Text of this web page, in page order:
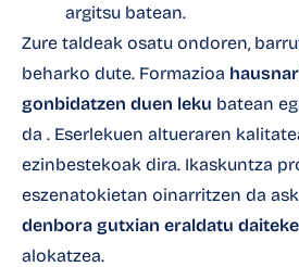
argitsu batean.
Zure taldeak osatu ondoren,
beharko dute. Formazioa
gonbidatzen duen leku batean
da . Eserlekuen altueraren
ezinbestekoak dira. Ikaskuntza
eszenatokietan oinarritzen da
denbora gutxian eraldatu
alokatzea.